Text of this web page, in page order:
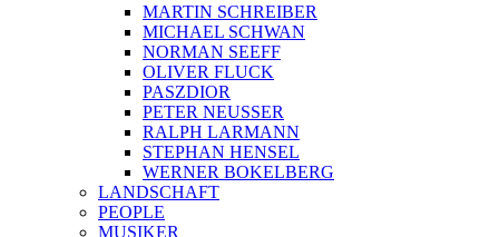
MARTIN SCHREIBER
MICHAEL SCHWAN
NORMAN SEEFF
OLIVER FLUCK
PASZDIOR
PETER NEUSSER
RALPH LARMANN
STEPHAN HENSEL
WERNER BOKELBERG
LANDSCHAFT
PEOPLE
MUSIKER